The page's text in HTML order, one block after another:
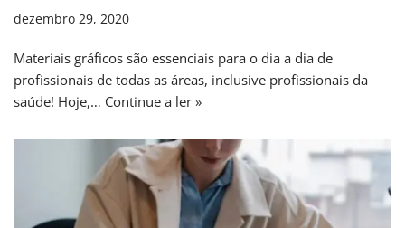
dezembro 29, 2020
Materiais gráficos são essenciais para o dia a dia de
profissionais de todas as áreas, inclusive profissionais da
saúde! Hoje,… Continue a ler »